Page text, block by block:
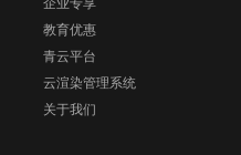
教育优惠
青云平台
云渲染管理系统
关于我们